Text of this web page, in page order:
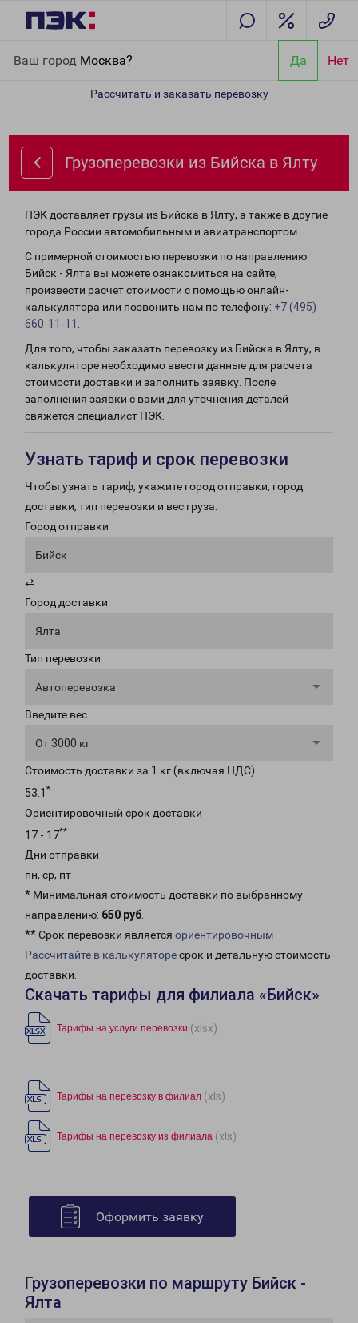
Ваш город Москва? Да Нет
Рассчитать и заказать перевозку
Грузоперевозки из Бийска в Ялту
ПЭК доставляет грузы из Бийска в Ялту, а также в другие
города России автомобильным и авиатранспортом.
С примерной стоимостью перевозки по направлению
Бийск - Ялта вы можете ознакомиться на сайте,
произвести расчет стоимости с помощью онлайн-
калькулятора или позвонить нам по телефону: +7 (495)
660-11-11
Для того, чтобы заказать перевозку из Бийска в Ялту, в
калькуляторе необходимо ввести данные для расчета
стоимости доставки и заполнить заявку. После
заполнения заявки с вами для уточнения деталей
свяжется специалист ПЭК.
Узнать тариф и срок перевозки
Чтобы узнать тариф, укажите город отправки, город
доставки, тип перевозки и вес груза.
Город отправки
Бийск
⇄
Город доставки
Ялта
Тип перевозки
Автоперевозка
Введите вес
От 3000 кг
Стоимость доставки за 1 кг (включая НДС)
53.1 *
Ориентировочный срок доставки
17 - 17**
Дни отправки
пн, ср, пт
* Минимальная стоимость доставки по выбранному
направлению: 650 руб.
** Срок перевозки является ориентировочным
Рассчитайте в калькуляторесрок и детальную стоимость
доставки.
Скачать тарифы для филиала «Бийск»
Тарифы на услуги перевозки (xlsx)
Тарифы на перевозку в филиал (xls)
Тарифы на перевозку из филиала (xls)
Оформить заявку
Грузоперевозки по маршруту Бийск -
Ялта